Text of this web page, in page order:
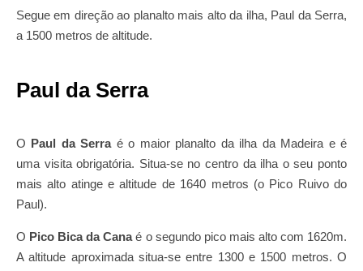
Segue em direção ao planalto mais alto da ilha, Paul da Serra,
a 1500 metros de altitude.
Paul da Serra
O Paul da Serraé o maior planalto da ilha da Madeira e é
uma visita obrigatória. Situa-se no centro da ilha o seu ponto
mais alto atinge e altitude de 1640 metros (o Pico Ruivo do
Paul).
O Pico Bica da Canaé o segundo pico mais alto com 1620m.
A altitude aproximada situa-se entre 1300 e 1500 metros. O